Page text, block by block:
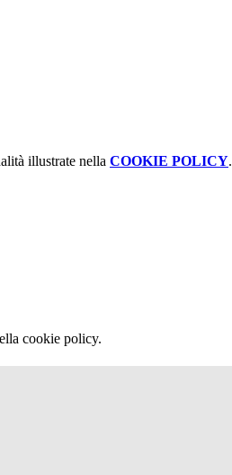
illustrate nella COOKIE POLICY.
cookie policy.